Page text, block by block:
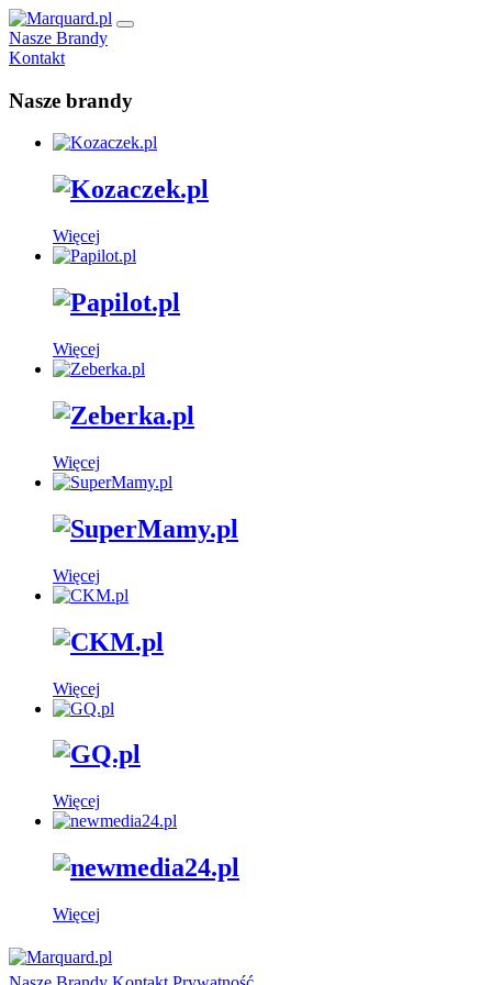
Nasze Brandy
Kontakt
Nasze brandy
Więcej
Więcej
Więcej
Więcej
Więcej
Więcej
Więcej